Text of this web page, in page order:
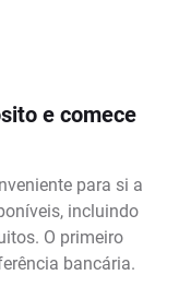
e comece
para si a
incluindo
O primeiro
bancária.